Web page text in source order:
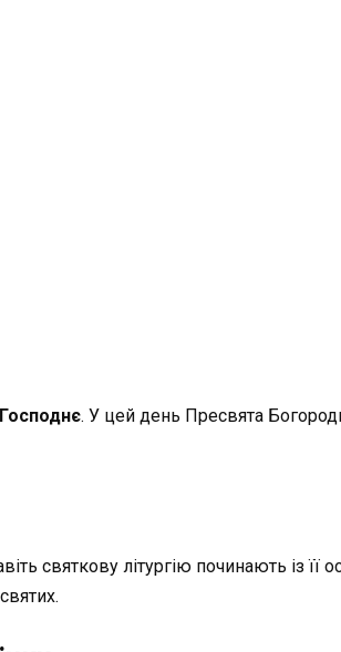
. У цей день Пресвята
святкову літургію починають із її